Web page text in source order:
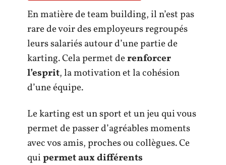
En matière de team building, il n’est pas
rare de voir des employeurs regroupés
leurs salariés autour d’une partie de
karting. Cela permet derenforcer
l’esprit, la motivation et la cohésion
d’une équipe.
Le karting est un sport et un jeu qui vous
permet de passer d’agréables moments
avec vos amis, proches ou collègues. Ce
quipermet aux différents